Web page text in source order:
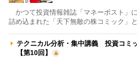
かつて投資情報雑誌「マネーポスト」
詰め込まれた「天下無敵の株コミック」
テクニカル分析・集中講義 投資コミ
【第10回】